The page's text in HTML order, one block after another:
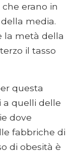
erano in
media.
la metà della
il tasso
questa
a quelli delle
dove
fabbriche di
di obesità è